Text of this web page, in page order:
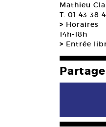
Mathieu
T. 01 43 38
> Horaires
14h-18h
> Entrée